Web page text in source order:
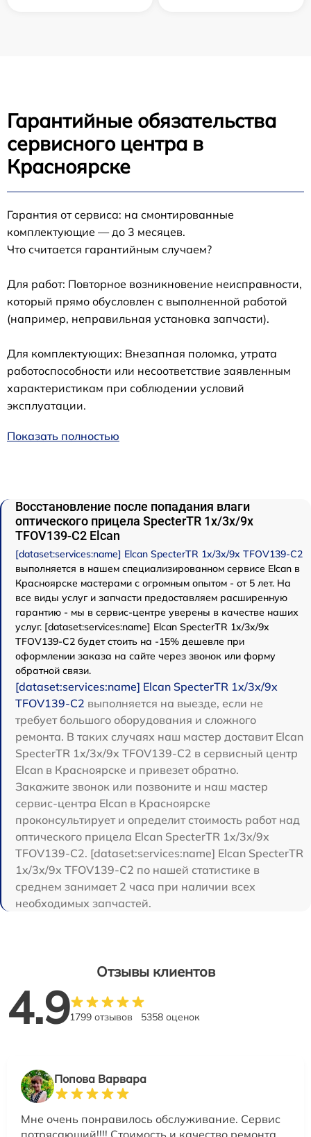
Гарантийные обязательства
сервисного центра в
Красноярске
Гарантия от сервиса: на смонтированные
комплектующие — до 3 месяцев.
Что считается гарантийным случаем?
Для работ: Повторное возникновение неисправности,
который прямо обусловлен с выполненной работой
(например, неправильная установка запчасти).
Для комплектующих: Внезапная поломка, утрата
работоспособности или несоответствие заявленным
характеристикам при соблюдении условий
эксплуатации.
Показать полностью
Восстановление после попадания влаги
оптического прицела SpecterTR 1x/3x/9x
TFOV139-C2 Elcan
[dataset:services:name] Elcan SpecterTR 1x/3x/9x TFOV139-C2
выполняется в нашем специализированном сервисе Elcan в
Красноярске мастерами с огромным опытом - от 5 лет. На
все виды услуг и запчасти предоставляем расширенную
гарантию - мы в сервис-центре уверены в качестве наших
услуг. [dataset:services:name] Elcan SpecterTR 1x/3x/9x
TFOV139-C2 будет стоить на -15% дешевле при
оформлении заказа на сайте через звонок или форму
обратной связи.
[dataset:services:name] Elcan SpecterTR 1x/3x/9x
TFOV139-C2 выполняется на выезде, если не
требует большого оборудования и сложного
ремонта. В таких случаях наш мастер доставит Elcan
SpecterTR 1x/3x/9x TFOV139-C2 в сервисный центр
Elcan в Красноярске и привезет обратно.
Закажите звонок или позвоните и наш мастер
сервис-центра Elcan в Красноярске
проконсультирует и определит стоимость работ над
оптического прицела Elcan SpecterTR 1x/3x/9x
TFOV139-C2. [dataset:services:name] Elcan SpecterTR
1x/3x/9x TFOV139-C2 по нашей статистике в
среднем занимает 2 часа при наличии всех
необходимых запчастей.
Отзывы клиентов
4.91799 отзывов 5358 оценок
Попова Варвара
Мне очень понравилось обслуживание. Сервис